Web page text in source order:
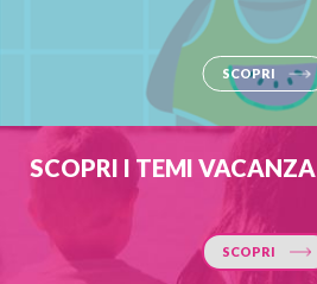
SCOPRI
SCOPRI I TEMI VACANZA
SCOPRI